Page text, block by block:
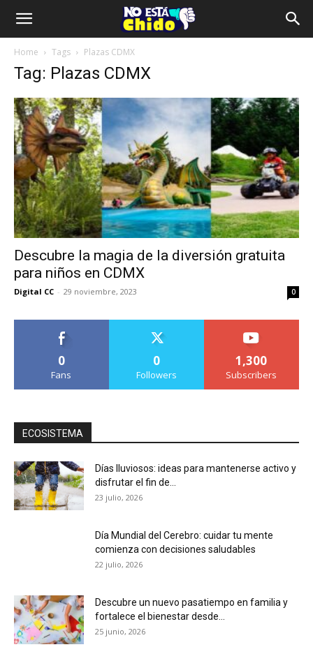
Home Tags Plazas CDMX
Tag: Plazas CDMX
Descubre la magia de la diversión gratuita
para niños en CDMX
Digital CC - 29 noviembre, 2023 0
0
Fans
0
Followers
1,300
Subscribers
ECOSISTEMA
Días lluviosos: ideas para mantenerse activo y
disfrutar el fin de...
23 julio, 2026
Día Mundial del Cerebro: cuidar tu mente
comienza con decisiones saludables
22 julio, 2026
Descubre un nuevo pasatiempo en familia y
fortalece el bienestar desde...
25 junio, 2026